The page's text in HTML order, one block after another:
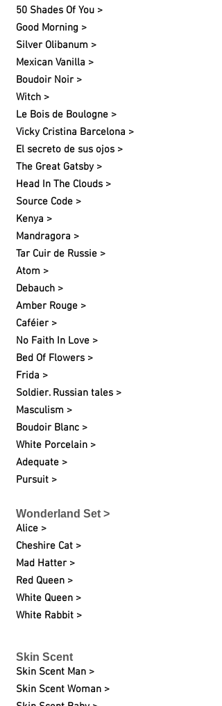
50 Shades Of You >
Good Morning >
Silver Olibanum >
Mexican Vanilla >
Boudoir Noir >
Witch >
Le Bois de Boulogne >
Vicky Cristina Barcelona >
El secreto de sus ojos >
The Great Gatsby >
Head In The Clouds >
Source Code >
Kenya >
Mandragora >
Tar Cuir de Russie >
Atom >
Debauch >
Amber Rouge >
Caféier >
No Faith In Love >
Bed Of Flowers >
Frida >
Soldier. Russian tales >
Masculism >
Boudoir Blanc >
White Porcelain >
Adequate >
Pursuit >
Wonderland Set >
Alice >
Cheshire Cat >
Mad Hatter >
Red Queen >
White Queen >
White Rabbit >
Skin Scent
Skin Scent Man >
Skin Scent Woman >